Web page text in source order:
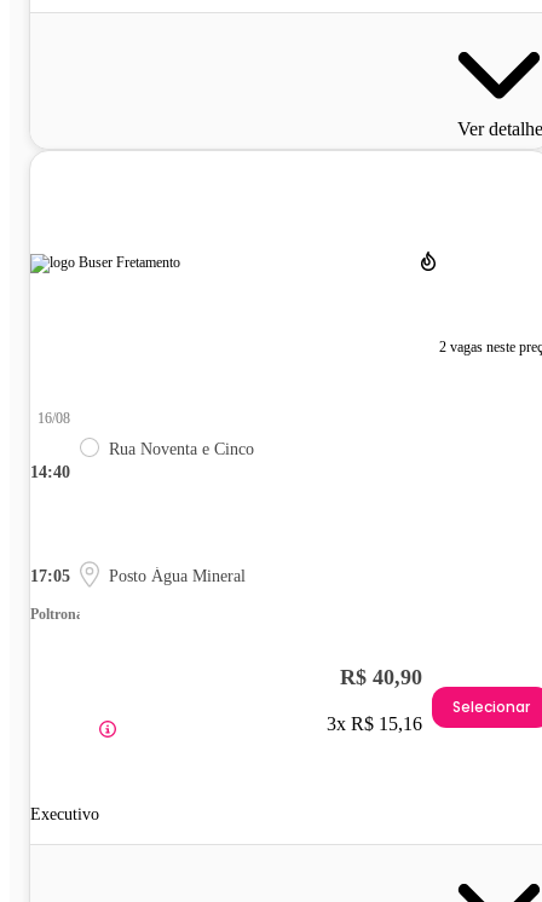
Ver
2 vagas neste
14:40
16/08
Rua Noventa e Cinco
17:05 Posto Água Mineral
Poltrona
Executivo
R$ 40,90
3x R$ 15,16
Selecionar